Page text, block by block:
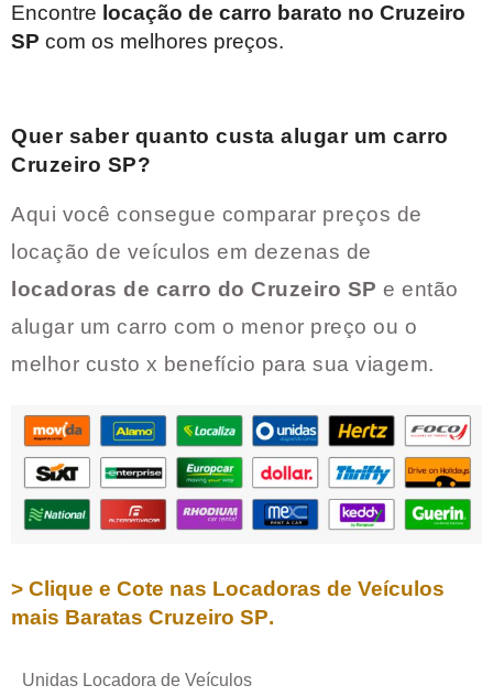
Encontre locação de carro barato no Cruzeiro
SP com os melhores preços.
Quer saber quanto custa alugar um carro
Cruzeiro SP?
Aqui você consegue comparar preços de
locação de veículos em dezenas de
locadoras de carro do Cruzeiro SP e então
alugar um carro com o menor preço ou o
melhor custo x benefício para sua viagem.
> Clique e Cote nas Locadoras de Veículos
mais Baratas Cruzeiro SP.
Unidas Locadora de Veículos